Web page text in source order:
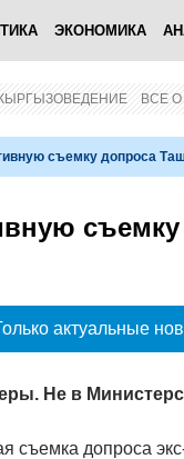
ЭКОНОМИКА
ВСЕ
съемку допроса
актуальные
Не в
съемка допроса